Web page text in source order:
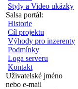
Styly a Video ukázky
Salsa portál:
Historie
Cíl projektu
Výhody pro inzerenty
Podmínky
Loga serveru
Kontakt
Uživatelské jméno
nebo e-mail